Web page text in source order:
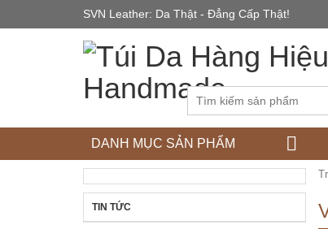
SVN Leather: Da Thật - Đẳng Cấp Thật!
DANH MỤC SẢN PHẨM
TIN TỨC